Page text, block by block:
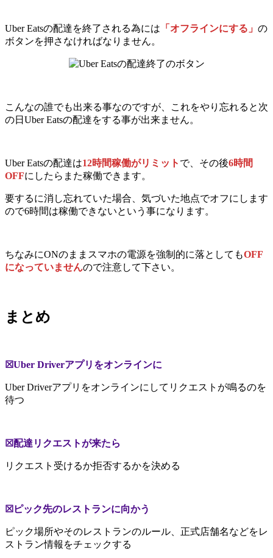
Uber Eatsの配達を終了される為には 「オフラインにする」 の
ボタンを押さなければなりません。
こんなの誰でも出来る事なのですが、これをやり忘れると次
の日Uber Eatsの配達をする事が出来ません。
Uber Eatsの配達は12時間稼働がリミット で、その後6時間
OFFにしたらまた稼働できます。
要するに消し忘れていた場合、気づいた地点でオフにします
ので6時間は稼働できないという事になります。
ちなみにONのままスマホの電源を強制的に落としてもOFF
になっていませんので注意して下さい。
まとめ
☒Uber Driverアプリをオンラインに
Uber Driverアプリをオンラインにしてリクエストが鳴るのを
待つ
☒配達リクエストが来たら
リクエスト受けるか拒否するかを決める
☒ピック先のレストランに向かう
ピック場所やそのレストランのルール、正式店舗名などをレ
ストラン情報をチェックする